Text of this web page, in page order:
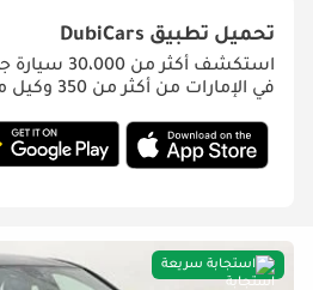
تحميل تطبيق DubiCars
استكشف أكثر
في الإمارات من أكثر من 350 وكيل معتمد.
استجابة سريعة